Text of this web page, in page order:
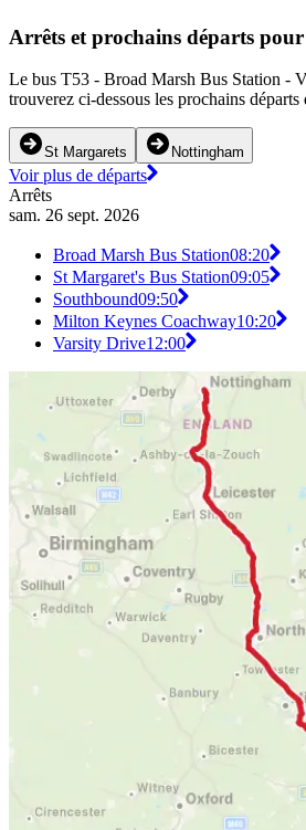
Arrêts et prochains départs
Le bus T53 - Broad Marsh Bus Station -
trouverez ci-dessous les prochains
St Margarets Nottingham
Voir plus de départs
Arrêts
sam. 26 sept. 2026
Broad Marsh Bus Station08:20
St Margaret's Bus Station09:05
Southbound09:50
Milton Keynes Coachway10:20
Varsity Drive12:00